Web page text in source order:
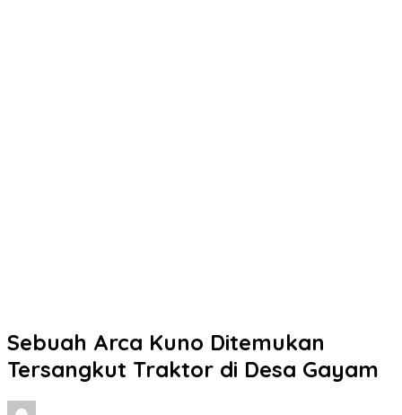
Sebuah Arca Kuno Ditemukan
Tersangkut Traktor di Desa Gayam